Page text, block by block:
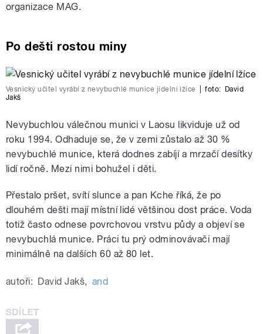
organizace MAG.
Po dešti rostou miny
Vesnický učitel vyrábí z nevybuchlé munice jídelní lžíce foto: David
Jakš
Nevybuchlou válečnou munici v Laosu likviduje už od
roku 1994. Odhaduje se, že v zemi zůstalo až 30 %
nevybuchlé munice, která dodnes zabíjí a mrzačí desítky
lidí ročně. Mezi nimi bohužel i děti.
Přestalo pršet, svítí slunce a pan Kche říká, že po
dlouhém dešti mají místní lidé většinou dost práce. Voda
totiž často odnese povrchovou vrstvu půdy a objeví se
nevybuchlá munice. Práci tu prý odminovávači mají
minimálně na dalších 60 až 80 let.
autoři: David Jakš, and